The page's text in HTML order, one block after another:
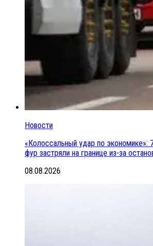
Новости
«Колоссальный удар по экономике»:
фур застряли на границе из-за
08.08.2026